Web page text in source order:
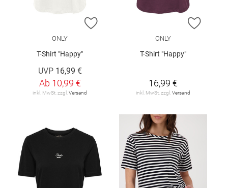
ZUR WUNSCHLISTE HINZUFÜGEN
ONLY
T-Shirt "Happy"
UVP 16,99 €
Ab 10,99 €
inkl. MwSt. zzgl.Versand
ZUR
ONLY
T-Shirt "Happy"
16,99 €
inkl. MwSt. zzgl.Versand